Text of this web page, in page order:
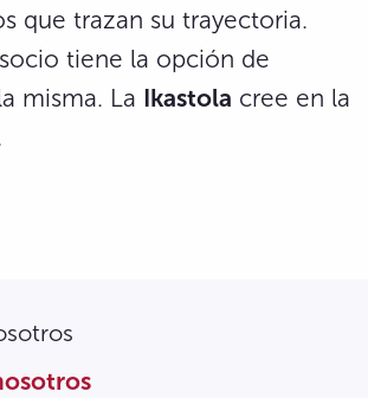
que trazan su trayectoria.
tiene la opción de
misma. La Ikastola cree en la